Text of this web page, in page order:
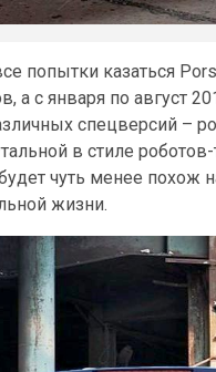
попытки казаться
а с января по август
спецверсий –
в стиле
чуть менее
жизни.